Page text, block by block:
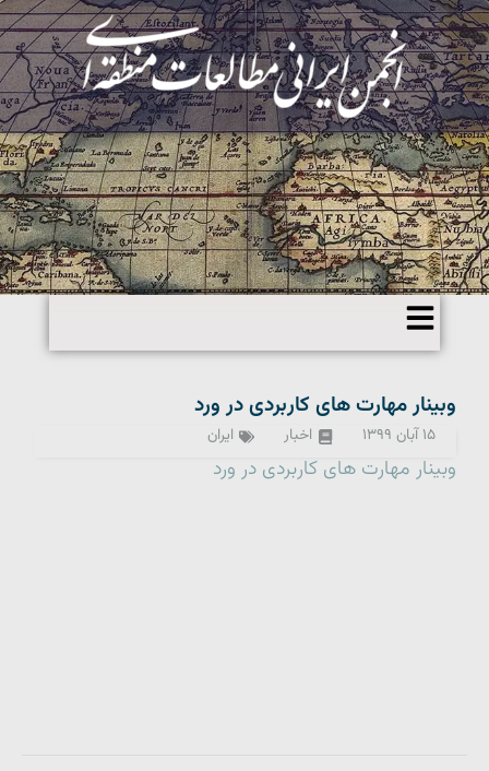
وبینار مهارت های کاربردی در ورد
۱۵ آبان ۱۳۹۹ اخبار ایران
وبینار مهارت های کاربردی در ورد